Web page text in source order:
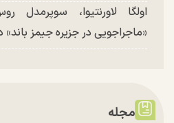
اولگا لاورنتیوا، سوپرمدل
«ماجراجویی در جزیره جیمز
مجله